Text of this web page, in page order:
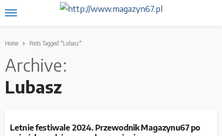
Home Posts Tagged "Lubasz"
Archive
Lubasz
Letnie festiwale 2024. Przewodnik Magazynu67 po